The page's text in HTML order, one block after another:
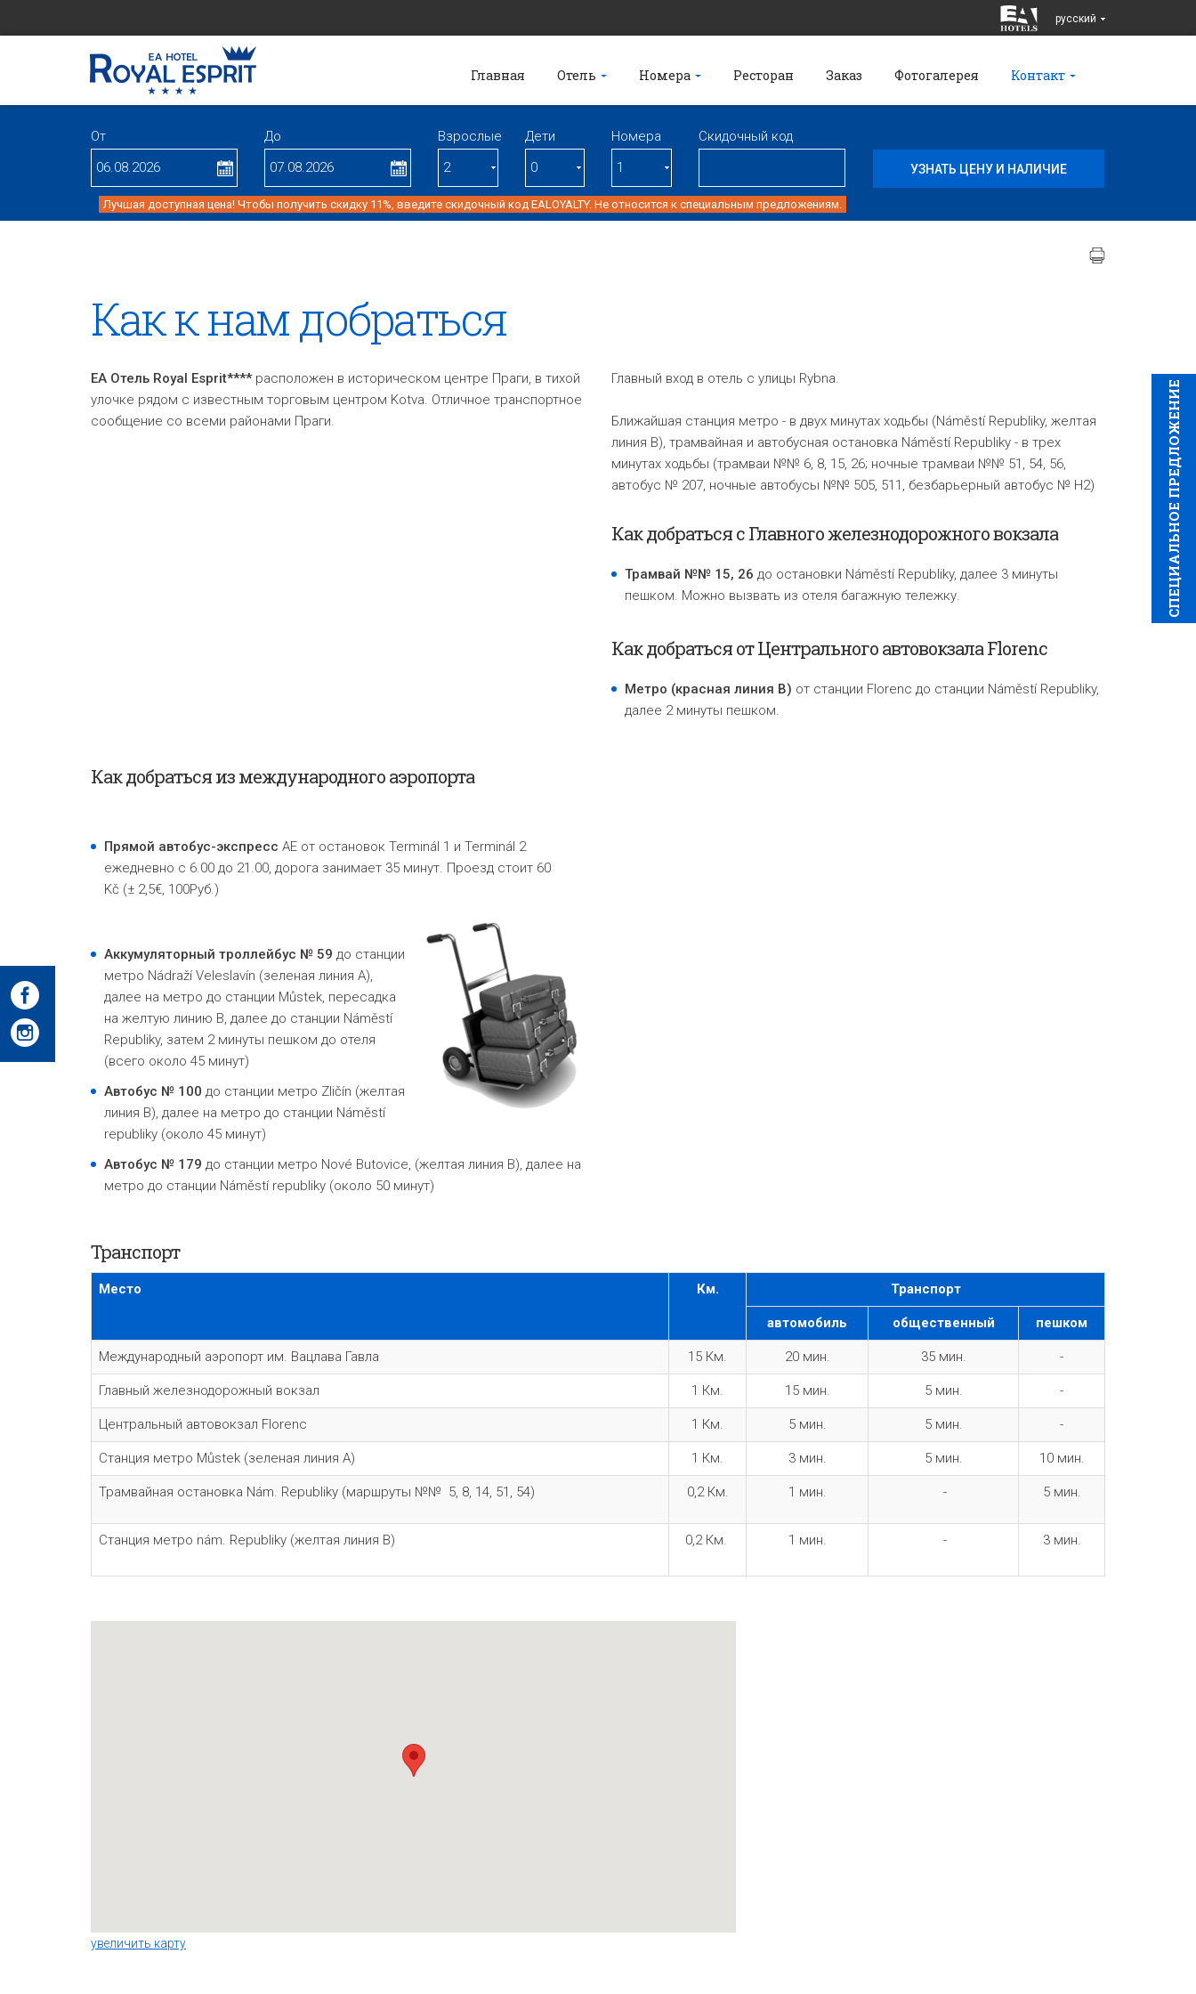
pусский
Главная Отель Номера Ресторан Заказ Фотогалерея Контакт
От До Взрослые Дети Номерa Скидочный код
Лучшая доступная цена! Чтобы получить скидку 11%, введите скидочный код EALOYALTY. Не относится к специальным предложениям.
CПЕЦИAЛЬНОЕ ПРЕДЛОЖЕНИЕ
Как к нам добраться
EA Отель Royal Esprit****расположен в историческом центре Праги, в тихой
улочке рядом с известным торговым центром Kotva. Отличное транспортное
сообщение со всеми районами Праги.
Главный вход в отель с улицы Rybna.
Ближайшая станция метро - в двух минутах ходьбы (Náměstí Republiky, желтая
линия B), трамвайная и автобусная остановка Náměstí Republiky - в трех
минутах ходьбы (трамваи №№ 6, 8, 15, 26; ночные трамваи №№ 51, 54, 56,
автобус № 207, ночные автобусы №№ 505, 511, безбарьерный автобус № H2)
Как добраться с Главного железнодорожного вокзала
Трамвай №№ 15, 26 до остановки Náměstí Republiky, далее 3 минуты
пешком. Можно вызвать из отеля багажную тележку.
Как добраться от Центрального автовокзалаFlorenc
Метро (красная линия B) от станции Florenc до станции Náměstí Republiky,
далее 2 минуты пешком.
Как добраться из международного аэропорта
Прямой автобус-экспресс AE от остановок Terminál 1 и Terminál 2
ежедневно с 6.00 до 21.00, дорога занимает 35 минут. Проезд стоит 60
Kč (± 2,5€, 100Pуб.)
Аккумуляторный троллейбус № 59 до станции
метро Nádraží Veleslavín (зеленая линия А),
далее на метро до станции Můstek, пересадка
на желтую линию B, далее до станции Náměstí
Republiky, затем 2 минуты пешком до отеля
(всего около 45 минут)
Автобус № 100 до станции метро Zličín (желтая
линия B), далее на метро до станции Náměstí
republiky (около 45 минут)
Автобус № 179 до станции метро Nové Butovice, (желтая линия B), далее на
метро до станции Náměstí republiky (около 50 минут)
Транспорт
Место Км. Транспорт
автомобиль общественный пешком
Международный аэропорт им. Вацлава Гавла 15 Км. 20 мин. 35 мин. -
Главный железнодорожный вокзал 1 Км. 15 мин. 5 мин. -
Центральный автовокзал Florenc 1 Км. 5 мин. 5 мин. -
Станция метро Můstek (зеленая линия A) 1 Км. 3 мин. 5 мин. 10 мин.
Трамвайная остановка Nám. Republiky (маршруты №№ 5, 8, 14, 51, 54) 0,2 Км. 1 мин. - 5 мин.
Станция метро nám. Republiky (желтая линия B) 0,2 Км. 1 мин. - 3 мин.
увеличить карту